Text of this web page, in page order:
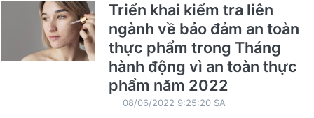
Triển khai kiểm tra liên
ngành về bảo đảm an toàn
thực phẩm trong Tháng
hành động vì an toàn thực
phẩm năm 2022
08/06/2022 9:25:20 SA